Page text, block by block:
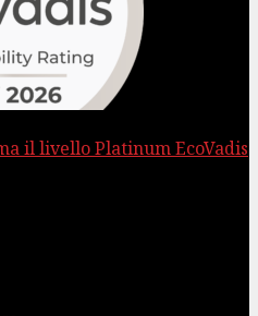
il livello Platinum EcoVadis